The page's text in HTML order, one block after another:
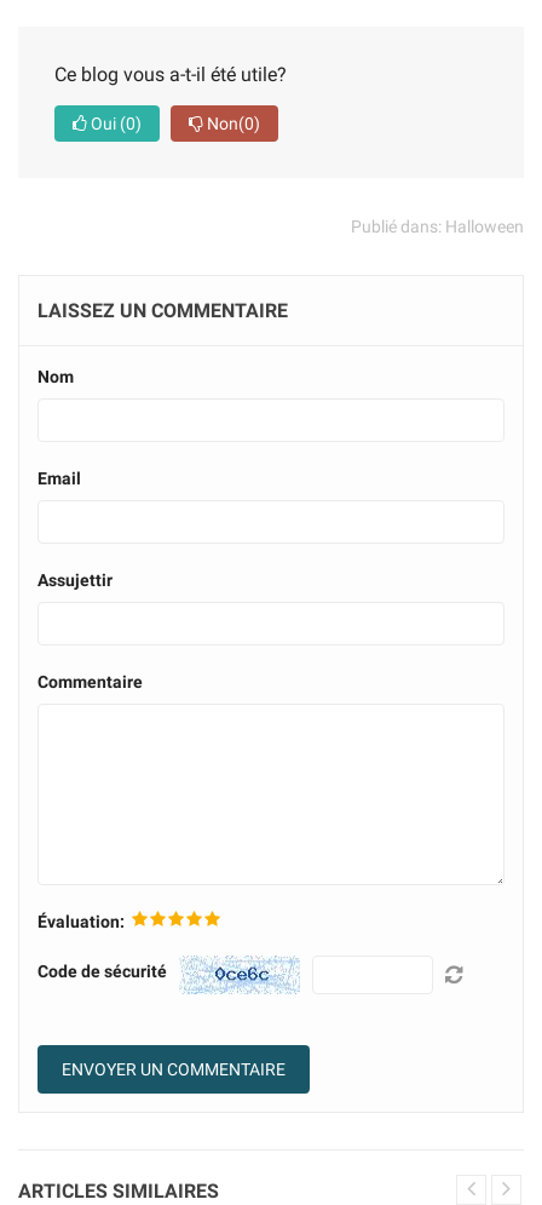
Ce blog vous a-t-il été utile?
Oui (0) Non(0)
Publié dans: Halloween
LAISSEZ UN COMMENTAIRE
Nom
Email
Assujettir
Commentaire
Évaluation:
Code de sécurité
ARTICLES SIMILAIRES